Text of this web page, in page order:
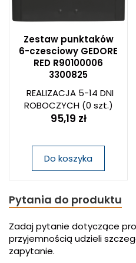
Zestaw punktaków
6-czesciowy GEDORE
RED R90100006
3300825
REALIZACJA 5-14 DNI
ROBOCZYCH(0 szt.)
95,19 zł
Do koszyka
Pytania do produktu
Zadaj pytanie dotyczące
przyjemnością udzieli
zapytanie.